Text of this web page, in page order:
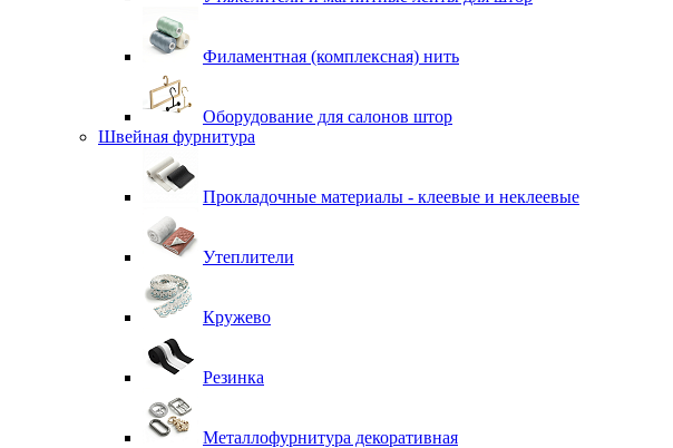
Филаментная (комплексная) нить
Оборудование для салонов штор
Швейная фурнитура
Прокладочные материалы - клеевые и неклеевые
Утеплители
Кружево
Резинка
Металлофурнитура декоративная